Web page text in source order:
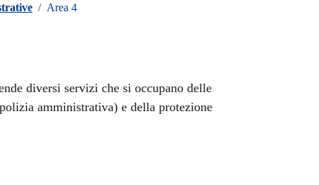
/ Area 4
diversi servizi che si occupano delle
amministrativa) e della protezione